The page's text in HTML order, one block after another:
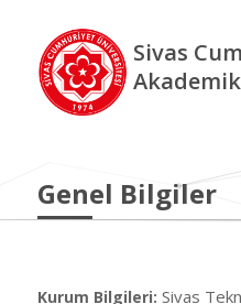
Sivas
Genel Bilgiler
Kurum Bilgileri: Sivas